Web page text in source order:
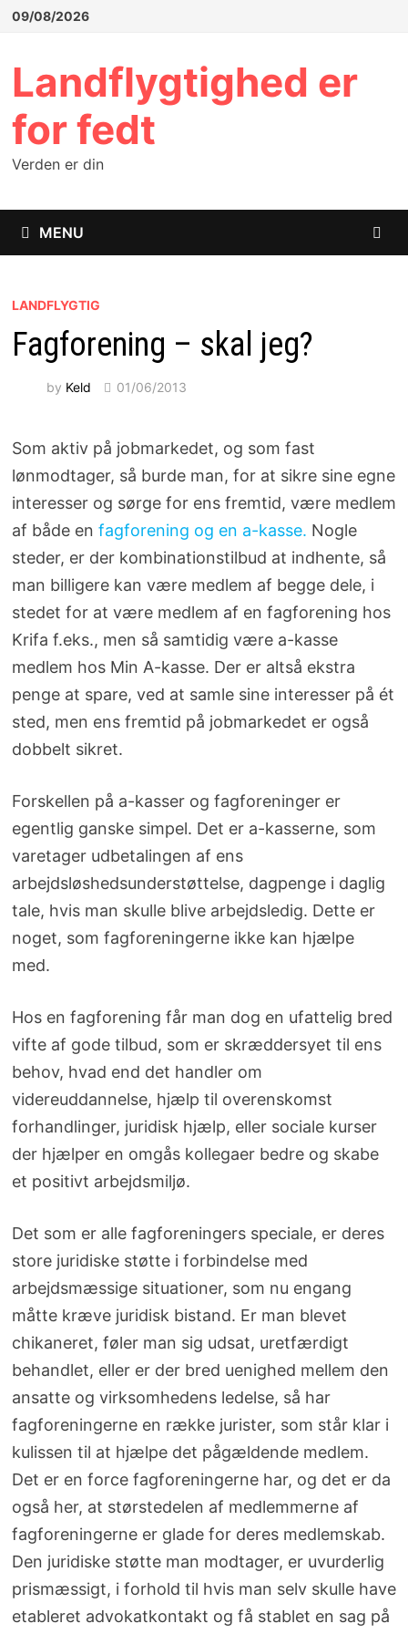
Skip
09/08/2026
Landflygtighed er
for fedt
Verden er din
MENU
LANDFLYGTIG
Fagforening – skal jeg?
by Keld 01/06/2013
Som aktiv på jobmarkedet, og som fast
lønmodtager, så burde man, for at sikre sine egne
interesser og sørge for ens fremtid, være medlem
af både en fagforening og en a-kasse. Nogle
steder, er der kombinationstilbud at indhente, så
man billigere kan være medlem af begge dele, i
stedet for at være medlem af en fagforening hos
Krifa f.eks., men så samtidig være a-kasse
medlem hos Min A-kasse. Der er altså ekstra
penge at spare, ved at samle sine interesser på ét
sted, men ens fremtid på jobmarkedet er også
dobbelt sikret.
Forskellen på a-kasser og fagforeninger er
egentlig ganske simpel. Det er a-kasserne, som
varetager udbetalingen af ens
arbejdsløshedsunderstøttelse, dagpenge i daglig
tale, hvis man skulle blive arbejdsledig. Dette er
noget, som fagforeningerne ikke kan hjælpe
med.
Hos en fagforening får man dog en ufattelig bred
vifte af gode tilbud, som er skræddersyet til ens
behov, hvad end det handler om
videreuddannelse, hjælp til overenskomst
forhandlinger, juridisk hjælp, eller sociale kurser
der hjælper en omgås kollegaer bedre og skabe
et positivt arbejdsmiljø.
Det som er alle fagforeningers speciale, er deres
store juridiske støtte i forbindelse med
arbejdsmæssige situationer, som nu engang
måtte kræve juridisk bistand. Er man blevet
chikaneret, føler man sig udsat, uretfærdigt
behandlet, eller er der bred uenighed mellem den
ansatte og virksomhedens ledelse, så har
fagforeningerne en række jurister, som står klar i
kulissen til at hjælpe det pågældende medlem.
Det er en force fagforeningerne har, og det er da
også her, at størstedelen af medlemmerne af
fagforeningerne er glade for deres medlemskab.
Den juridiske støtte man modtager, er uvurderlig
prismæssigt, i forhold til hvis man selv skulle have
etableret advokatkontakt og få stablet en sag på